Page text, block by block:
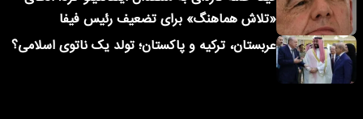
«تلاش هماهنگ» برای تضعیف رئیس فیفا
عربستان، ترکیه و پاکستان؛ تولد یک ناتوی اسلامی؟